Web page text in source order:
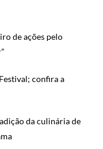
de ações pelo
confira a
da culinária de